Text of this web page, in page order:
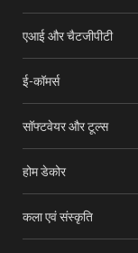
एआई और चैटजीपीटी
ई-कॉमर्स
सॉफ्टवेयर और टूल्स
होम डेकोर
कला एवं संस्कृति